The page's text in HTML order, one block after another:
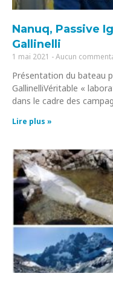
Nanuq, Passive
Gallinelli
1 mai 2021 Aucun
Présentation du bateau
GallinelliVéritable «
dans le cadre des
Lire plus »